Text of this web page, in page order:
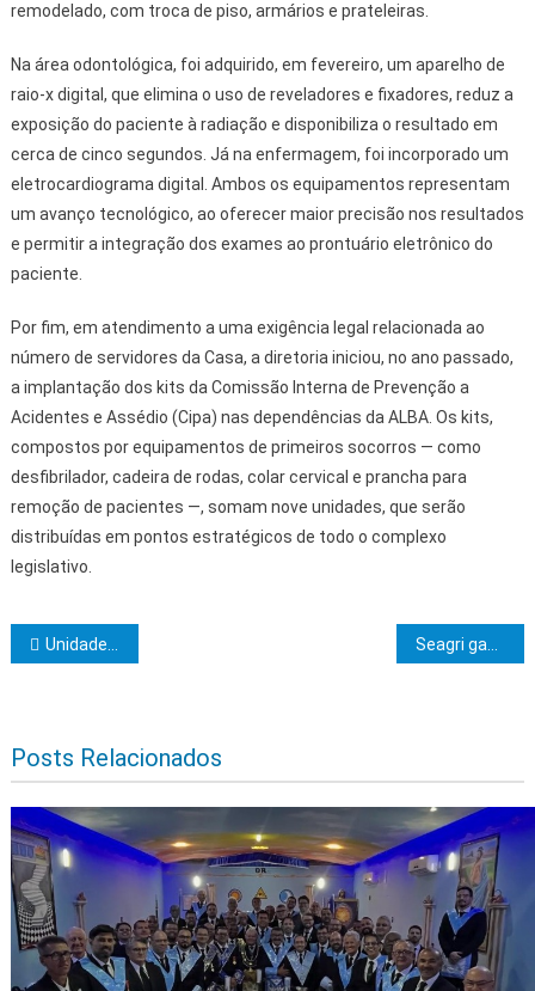
remodelado, com troca de piso, armários e prateleiras.
Na área odontológica, foi adquirido, em fevereiro, um aparelho de
raio-x digital, que elimina o uso de reveladores e fixadores, reduz a
exposição do paciente à radiação e disponibiliza o resultado em
cerca de cinco segundos. Já na enfermagem, foi incorporado um
eletrocardiograma digital. Ambos os equipamentos representam
um avanço tecnológico, ao oferecer maior precisão nos resultados
e permitir a integração dos exames ao prontuário eletrônico do
paciente.
Por fim, em atendimento a uma exigência legal relacionada ao
número de servidores da Casa, a diretoria iniciou, no ano passado,
a implantação dos kits da Comissão Interna de Prevenção a
Acidentes e Assédio (Cipa) nas dependências da ALBA. Os kits,
compostos por equipamentos de primeiros socorros — como
desfibrilador, cadeira de rodas, colar cervical e prancha para
remoção de pacientes —, somam nove unidades, que serão
distribuídas em pontos estratégicos de todo o complexo
legislativo.
Navegação de Post
Unidades de saúde recebem serviços de roçagem e limpeza em Ilhéus Seagri ganha sede requalificada e nova praça em homenagem aos servidores
Posts Relacionados